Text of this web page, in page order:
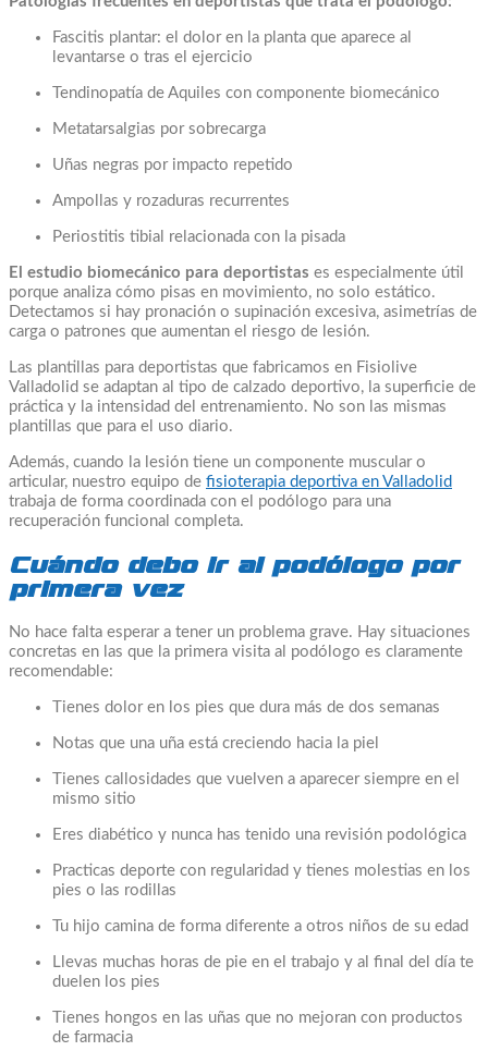
Fascitis plantar: el dolor en la planta que aparece al
levantarse o tras el ejercicio
Tendinopatía de Aquiles con componente biomecánico
Metatarsalgias por sobrecarga
Uñas negras por impacto repetido
Ampollas y rozaduras recurrentes
Periostitis tibial relacionada con la pisada
El estudio biomecánico para deportistas es especialmente útil
porque analiza cómo pisas en movimiento, no solo estático.
Detectamos si hay pronación o supinación excesiva, asimetrías de
carga o patrones que aumentan el riesgo de lesión.
Las plantillas para deportistas que fabricamos en Fisiolive
Valladolid se adaptan al tipo de calzado deportivo, la superficie de
práctica y la intensidad del entrenamiento. No son las mismas
plantillas que para el uso diario.
Además, cuando la lesión tiene un componente muscular o
articular, nuestro equipo de fisioterapia deportiva en Valladolid
trabaja de forma coordinada con el podólogo para una
recuperación funcional completa.
Cuándo debo ir al podólogo por
primera vez
No hace falta esperar a tener un problema grave. Hay situaciones
concretas en las que la primera visita al podólogo es claramente
recomendable:
Tienes dolor en los pies que dura más de dos semanas
Notas que una uña está creciendo hacia la piel
Tienes callosidades que vuelven a aparecer siempre en el
mismo sitio
Eres diabético y nunca has tenido una revisión podológica
Practicas deporte con regularidad y tienes molestias en los
pies o las rodillas
Tu hijo camina de forma diferente a otros niños de su edad
Llevas muchas horas de pie en el trabajo y al final del día te
duelen los pies
Tienes hongos en las uñas que no mejoran con productos
de farmacia